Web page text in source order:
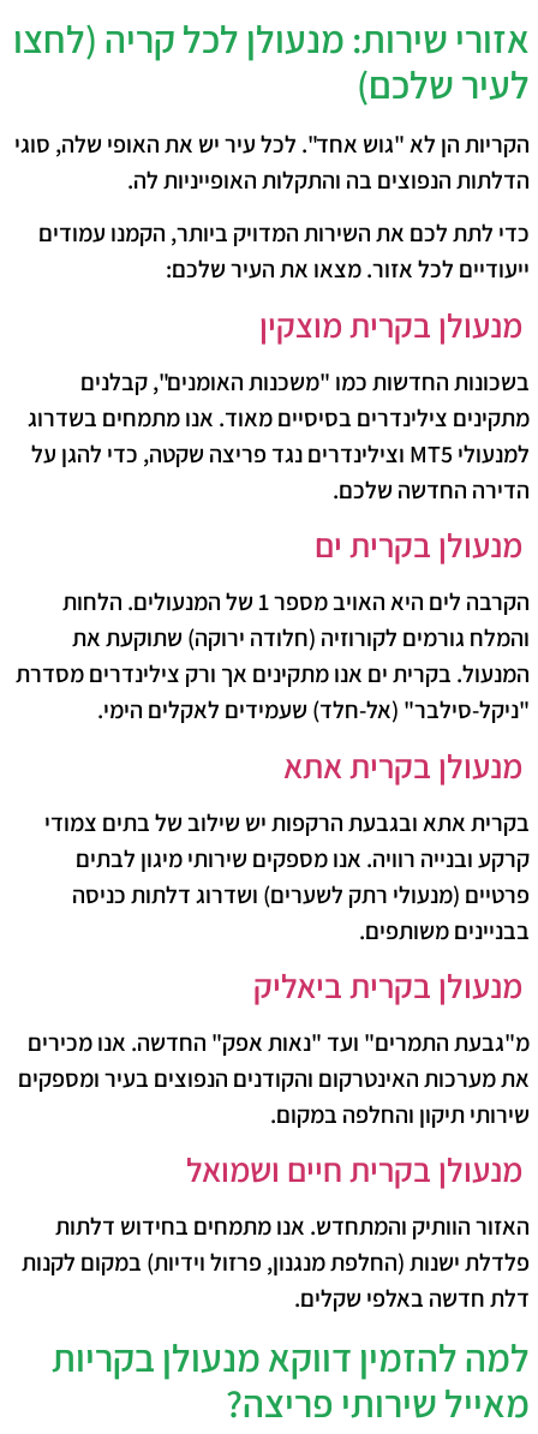
​אזורי שירות: מנעולן לכל קריה (לחצו
לעיר שלכם)
​הקריות הן לא "גוש אחד". לכל עיר יש את האופי שלה, סוגי
הדלתות הנפוצים בה והתקלות האופייניות לה.
כדי לתת לכם את השירות המדויק ביותר, הקמנו עמודים
ייעודיים לכל אזור. מצאו את העיר שלכם:
מנעולן בקרית מוצקין
​בשכונות החדשות כמו "משכנות האומנים", קבלנים
מתקינים צילינדרים בסיסיים מאוד. אנו מתמחים בשדרוג
למנעוליMT5 וצילינדרים נגד פריצה שקטה, כדי להגן על
הדירה החדשה שלכם.
מנעולן בקרית ים
​הקרבה לים היא האויב מספר 1 של המנעולים. הלחות
והמלח גורמים לקורוזיה (חלודה ירוקה) שתוקעת את
המנעול. בקרית ים אנו מתקינים אך ורק צילינדרים מסדרת
"ניקל-סילבר" (אל-חלד) שעמידים לאקלים הימי.
מנעולן בקרית אתא
​בקרית אתא ובגבעת הרקפות יש שילוב של בתים צמודי
קרקע ובנייה רוויה. אנו מספקים שירותי מיגון לבתים
פרטיים (מנעולי רתק לשערים) ושדרוג דלתות כניסה
בבניינים משותפים.
מנעולן בקרית ביאליק
​מ"גבעת התמרים" ועד "נאות אפק" החדשה. אנו מכירים
את מערכות האינטרקום והקודנים הנפוצים בעיר ומספקים
שירותי תיקון והחלפה במקום.
מנעולן בקרית חיים ושמואל
​האזור הוותיק והמתחדש. אנו מתמחים בחידוש דלתות
פלדלת ישנות (החלפת מנגנון, פרזול וידיות) במקום לקנות
דלת חדשה באלפי שקלים.
​למה להזמין דווקא מנעולן בקריות
מאייל שירותי פריצה?